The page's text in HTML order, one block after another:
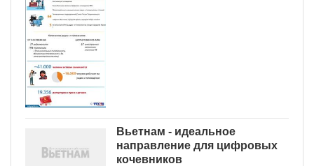
Вьетнам - идеальное
направление для цифровых
кочевников